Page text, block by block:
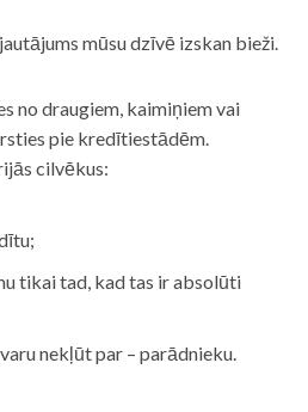
mūsu dzīvē izskan bieži.
no draugiem, kaimiņiem vai
pie kredītiestādēm.
cilvēkus:
tikai tad, kad tas ir absolūti
nekļūt par – parādnieku.